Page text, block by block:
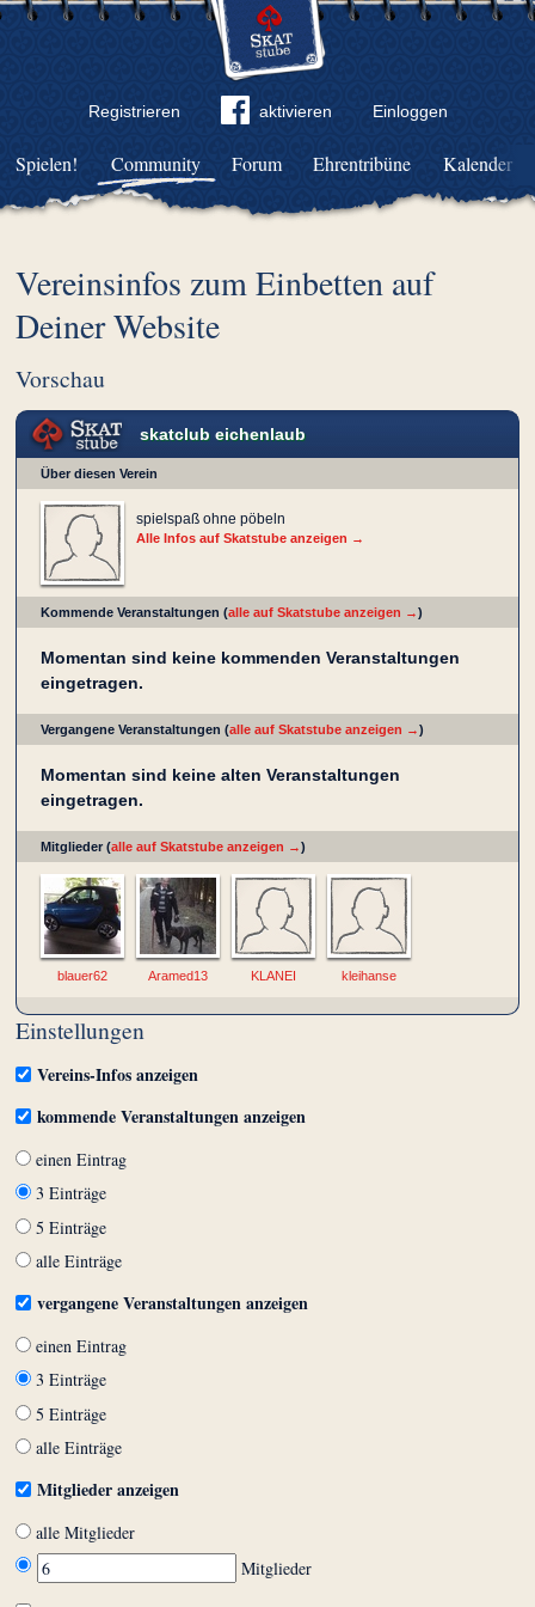
Registrieren aktivieren Einloggen
Community Forum Ehrentribüne Kalender
Spielen!
Vereinsinfos zum Einbetten auf
Deiner Website
Vorschau
skatclub eichenlaub
Über diesen Verein
spielspaß ohne pöbeln
Alle Infos auf Skatstube anzeigen →
Kommende Veranstaltungen (alle auf Skatstube anzeigen →)
Momentan sind keine kommenden Veranstaltungen
eingetragen.
Vergangene Veranstaltungen (alle auf Skatstube anzeigen →)
Momentan sind keine alten Veranstaltungen
eingetragen.
Mitglieder (alle auf Skatstube anzeigen →)
blauer62 Aramed13 KLANEI kleihanse
Einstellungen
Vereins-Infos anzeigen
kommende Veranstaltungen anzeigen
einen Eintrag
3 Einträge
5 Einträge
alle Einträge
vergangene Veranstaltungen anzeigen
einen Eintrag
3 Einträge
5 Einträge
alle Einträge
Mitglieder anzeigen
alle Mitglieder
Mitglieder